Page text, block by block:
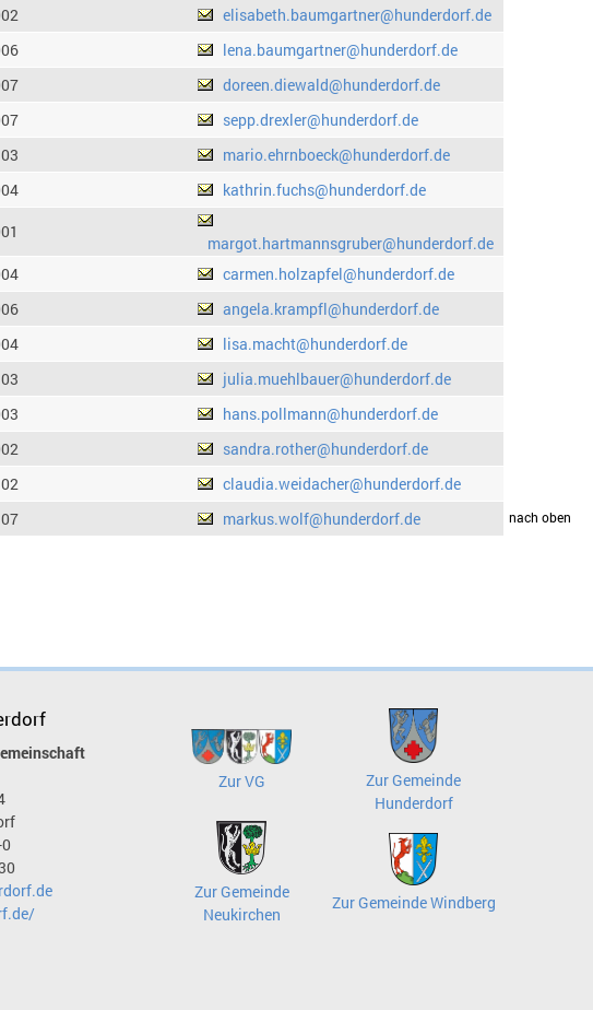
elisabeth.baumgartner@hunderdorf.de
lena.baumgartner@hunderdorf.de
doreen.diewald@hunderdorf.de
sepp.drexler@hunderdorf.de
mario.ehrnboeck@hunderdorf.de
kathrin.fuchs@hunderdorf.de
margot.hartmannsgruber@hunderdorf.de
carmen.holzapfel@hunderdorf.de
angela.krampfl@hunderdorf.de
lisa.macht@hunderdorf.de
julia.muehlbauer@hunderdorf.de
hans.pollmann@hunderdorf.de
sandra.rother@hunderdorf.de
claudia.weidacher@hunderdorf.de
markus.wolf@hunderdorf.dedrucken nach oben
Zur VG
Zur Gemeinde
Hunderdorf
Zur Gemeinde
Neukirchen
Zur Gemeinde Windberg